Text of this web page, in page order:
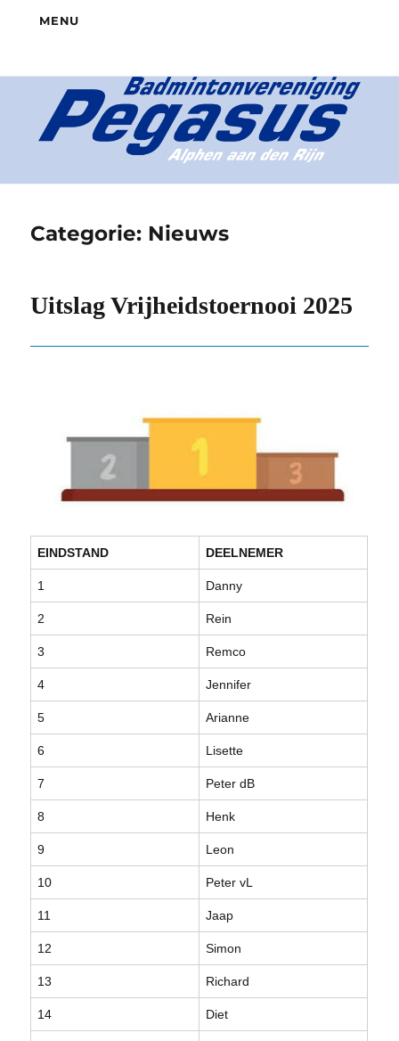
MENU
Categorie: Nieuws
Uitslag Vrijheidstoernooi 2025
EINDSTAND DEELNEMER
1 Danny
2 Rein
3 Remco
4 Jennifer
5 Arianne
6 Lisette
7 Peter dB
8 Henk
9 Leon
10 Peter vL
11 Jaap
12 Simon
13 Richard
14 Diet